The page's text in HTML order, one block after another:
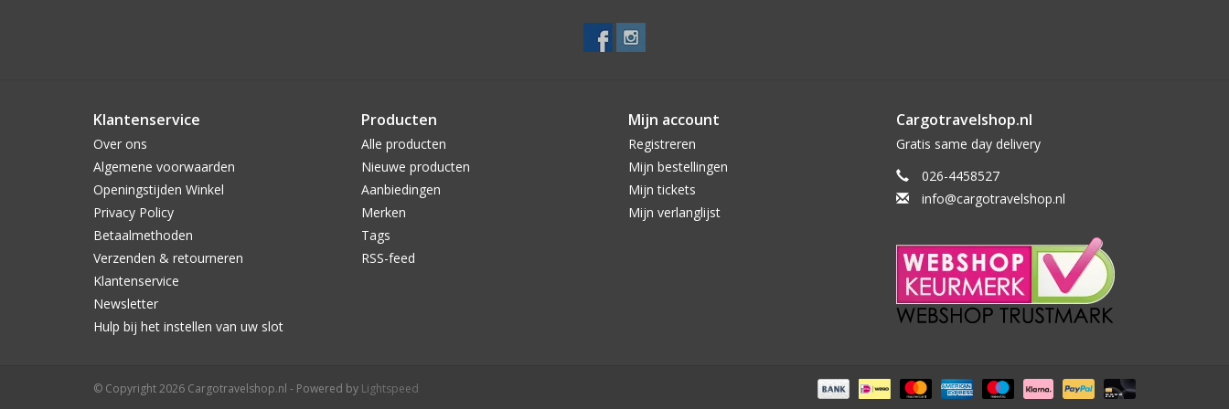
Klantenservice
Over ons
Algemene voorwaarden
Openingstijden Winkel
Privacy Policy
Betaalmethoden
Verzenden & retourneren
Klantenservice
Newsletter
Hulp bij het instellen van uw slot
Producten
Alle producten
Nieuwe producten
Aanbiedingen
Merken
Tags
RSS-feed
Mijn account
Registreren
Mijn bestellingen
Mijn tickets
Mijn verlanglijst
Cargotravelshop.nl
Gratis same day delivery
026-4458527
info@cargotravelshop.nl
© Copyright 2026 Cargotravelshop.nl - Powered by Lightspeed